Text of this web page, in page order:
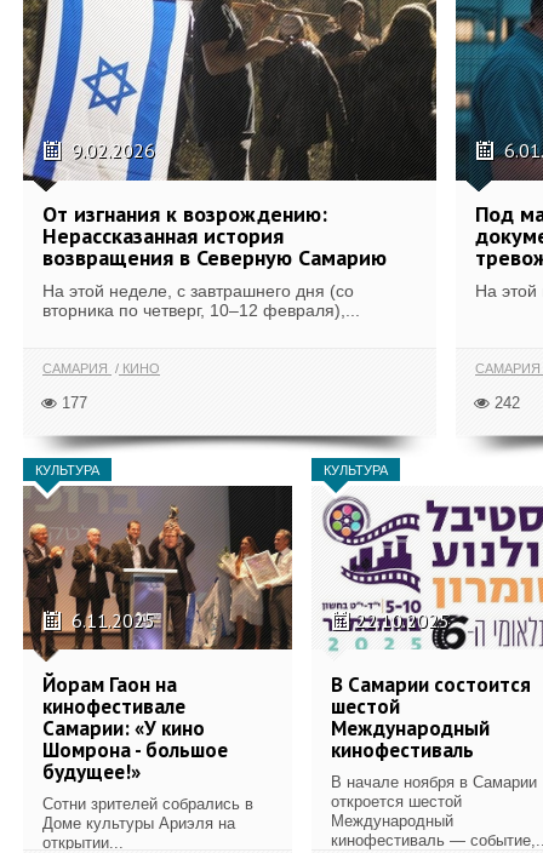
9.02.2026
От изгнания к возрождению:
Нерассказанная история
возвращения в Северную Самарию
На этой неделе, с завтрашнего дня (со
вторника по четверг, 10–12 февраля),...
САМАРИЯ КИНО
177
Под
На этой
САМАРИЯ
242
КУЛЬТУРА
6.11.2025
Йорам Гаон на
кинофестивале
Самарии: «У кино
Шомрона - большое
будущее!»
Сотни зрителей собрались в
Доме культуры Ариэля на
открытии...
КУЛЬТУРА
22.10.2025
В Самарии состоится
шестой
Международный
кинофестиваль
В начале ноября в Самарии
откроется шестой
Международный
кинофестиваль —